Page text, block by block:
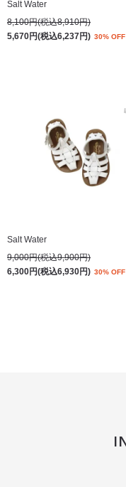
Salt Water
8,100円(税込8,910円)
5,670円(税込6,237円) 30% OFF
Salt Water
9,000円(税込9,900円)
6,300円(税込6,930円) 30% OFF